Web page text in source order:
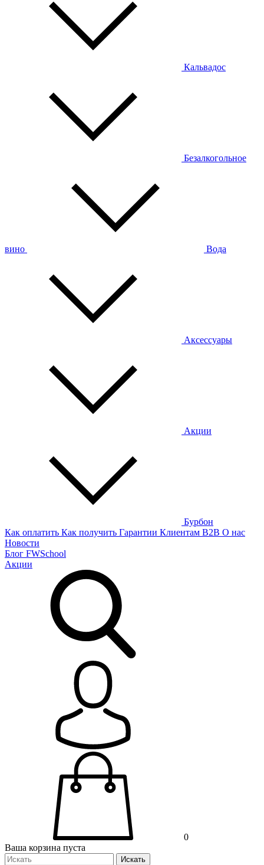
Кальвадос
Безалкогольное
вино Вода
Аксессуары
Акции
Бурбон
Как оплатить Как получить Гарантии Клиентам B2B О нас
Новости
Блог FWSchool
Акции
0
Ваша корзина пуста
Искать